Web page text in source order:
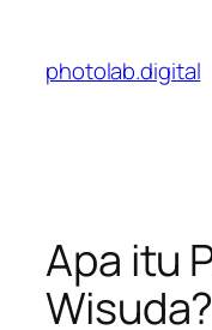
content
photolab.digital
Apa itu